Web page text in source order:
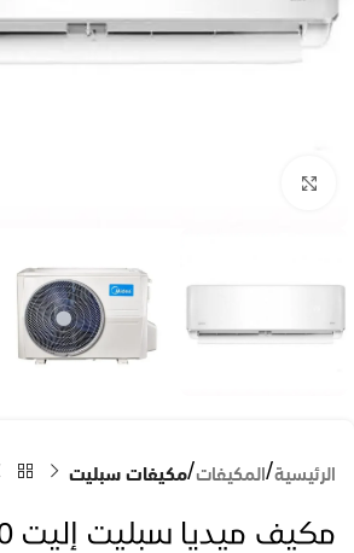
الرئيسية المكيفات مكيفات سبليت